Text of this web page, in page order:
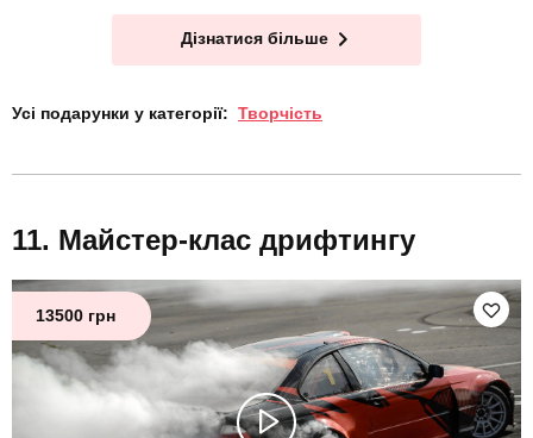
Дізнатися більше
Усі подарунки у категорії: Творчість
Майстер-клас дрифтингу
13500 грн